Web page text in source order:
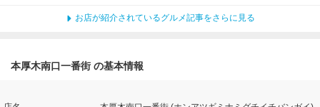
お店が紹介されているグルメ記事をさらに見る
本厚木南口一番街 の基本情報